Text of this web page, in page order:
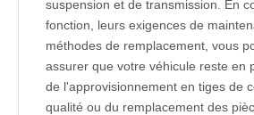
suspension et de transmission. En
fonction, leurs exigences de
méthodes de remplacement, vous
assurer que votre véhicule reste en
de l'approvisionnement en tiges de
qualité ou du remplacement des